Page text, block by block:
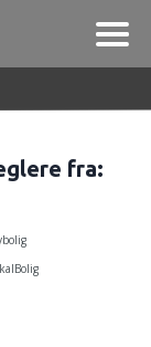
fra: